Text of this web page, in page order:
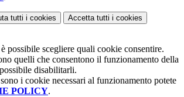
tutti i cookies Accetta tutti i cookies
possibile scegliere quali cookie consentire.
quelli che consentono il funzionamento della
disabilitarli.
i cookie necessari al funzionamento potete
POLICY.